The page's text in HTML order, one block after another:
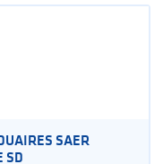
SAER
SD